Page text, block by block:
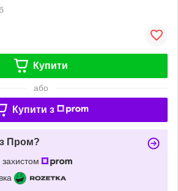
Купити
або
Купити з
Пром?